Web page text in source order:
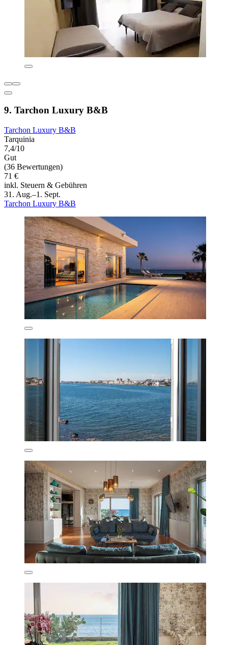
9. Tarchon Luxury B&B
Tarchon Luxury B&B
Tarquinia
7,4/10
Gut
(36 Bewertungen)
71 €
inkl. Steuern & Gebühren
31. Aug.–1. Sept.
Tarchon Luxury B&B